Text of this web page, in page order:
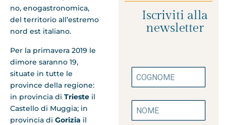
no, enogastronomica,
del territorio all’estremo
nord est italiano.
Per la primavera 2019 le
dimore saranno 19,
situate in tutte le
province della regione:
in provincia di Trieste il
Castello di Muggia; in
provincia di Gorizia il
Iscriviti alla
newsletter